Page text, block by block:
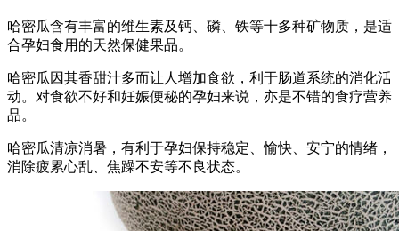
哈密瓜含有丰富的维生素及钙、磷、铁等十多种矿物质，是适
合孕妇食用的天然保健果品。
哈密瓜因其香甜汁多而让人增加食欲，利于肠道系统的消化活
动。对食欲不好和妊娠便秘的孕妇来说，亦是不错的食疗营养
品。
哈密瓜清凉消暑，有利于孕妇保持稳定、愉快、安宁的情绪，
消除疲累心乱、焦躁不安等不良状态。